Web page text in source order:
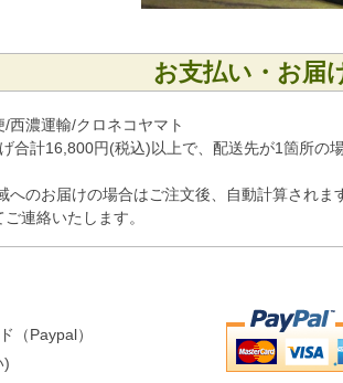
お支払い・お届
/西濃運輸/クロネコヤマト
合計16,800円(税込)以上で、配送先が1箇所の
へのお届けの場合はご注文後、自動計算されま
連絡いたします。
（Paypal）
)